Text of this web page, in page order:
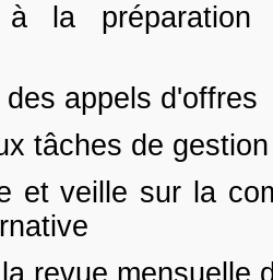
la préparation
appels d'offres
tâches de
et veille sur la
revue mensuelle